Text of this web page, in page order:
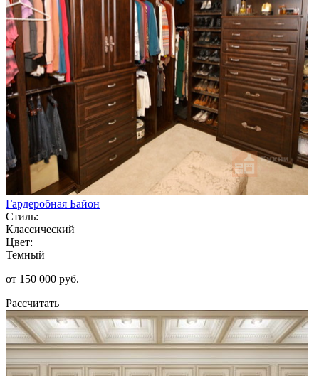
Гардеробная Байон
Стиль:
Классический
Цвет:
Темный
от 150 000 руб.
Рассчитать